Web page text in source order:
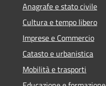
Anagrafe e stato civile
Cultura e tempo libero
Imprese e Commercio
Catasto e urbanistica
Mobilità e trasporti